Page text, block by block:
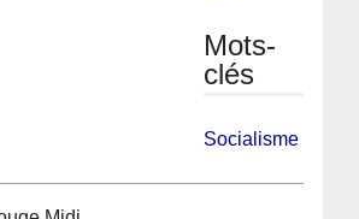
Mots-
clés
Socialisme